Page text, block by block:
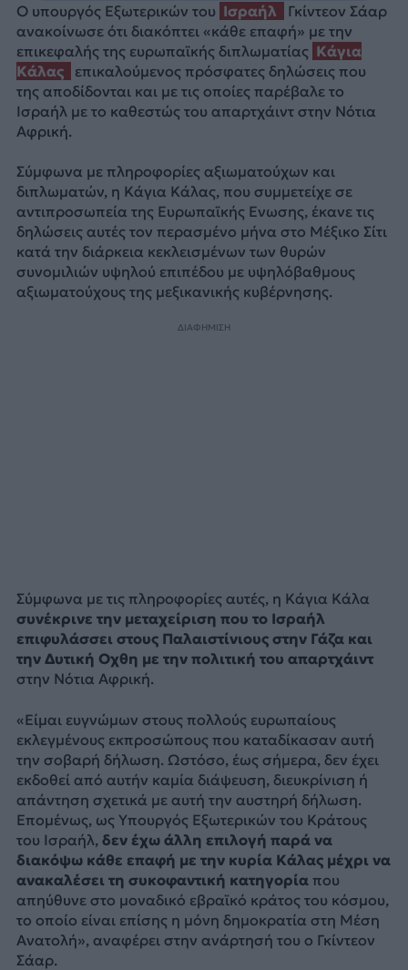
Ο υπουργός Εξωτερικών του Ισραήλ
Γκίντεον Σάαρ
ανακοίνωσε ότι διακόπτει «κάθε επαφή» με την
επικεφαλής της ευρωπαϊκής διπλωματίας Κάγια
Κάλας
επικαλούμενος πρόσφατες δηλώσεις που
της αποδίδονται και με τις οποίες παρέβαλε το
Ισραήλ με το καθεστώς του απαρτχάιντ στην Νότια
Αφρική.
Σύμφωνα με πληροφορίες αξιωματούχων και
διπλωματών, η Κάγια Κάλας, που συμμετείχε σε
αντιπροσωπεία της Ευρωπαϊκής Ενωσης, έκανε τις
δηλώσεις αυτές τον περασμένο μήνα στο Μέξικο Σίτι
κατά την διάρκεια κεκλεισμένων των θυρών
συνομιλιών υψηλού επιπέδου με υψηλόβαθμους
αξιωματούχους της μεξικανικής κυβέρνησης.
ΔΙΑΦΗΜΙΣΗ
Σύμφωνα με τις πληροφορίες αυτές, η Κάγια Κάλα
συνέκρινε την μεταχείριση που το Ισραήλ
επιφυλάσσει στους Παλαιστίνιους στην Γάζα και
την Δυτική Οχθη με την πολιτική του απαρτχάιντ
στην Νότια Αφρική.
«Είμαι ευγνώμων στους πολλούς ευρωπαίους
εκλεγμένους εκπροσώπους που καταδίκασαν αυτή
την σοβαρή δήλωση. Ωστόσο, έως σήμερα, δεν έχει
εκδοθεί από αυτήν καμία διάψευση, διευκρίνιση ή
απάντηση σχετικά με αυτή την αυστηρή δήλωση.
Επομένως, ως Υπουργός Εξωτερικών του Κράτους
του Ισραήλ, δεν έχω άλλη επιλογή παρά να
διακόψω κάθε επαφή με την κυρία Κάλας μέχρι να
ανακαλέσει τη συκοφαντική κατηγορίαπου
απηύθυνε στο μοναδικό εβραϊκό κράτος του κόσμου,
το οποίο είναι επίσης η μόνη δημοκρατία στη Μέση
Ανατολή», αναφέρει στην ανάρτησή του ο Γκίντεον
Σάαρ.